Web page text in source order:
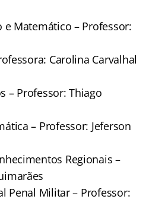
e Matemático – Professor:
Carolina Carvalhal
– Professor: Thiago
– Professor: Jeferson
Regionais –
Penal Militar – Professor: